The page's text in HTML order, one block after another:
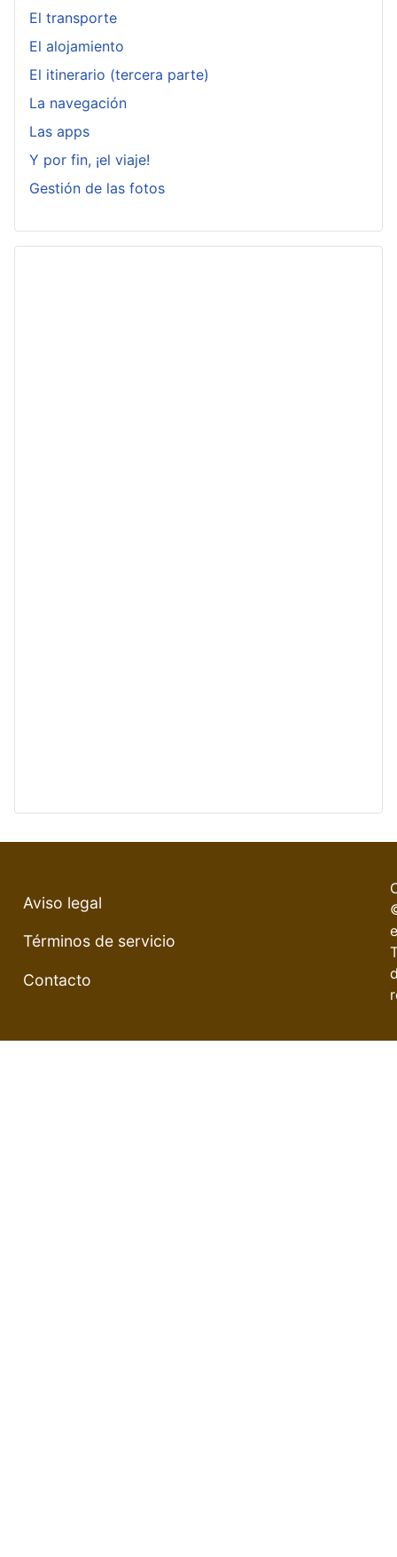
El transporte
El alojamiento
El itinerario (tercera parte)
La navegación
Las apps
Y por fin, ¡el viaje!
Gestión de las fotos
Aviso legal
Términos de servicio
Contacto